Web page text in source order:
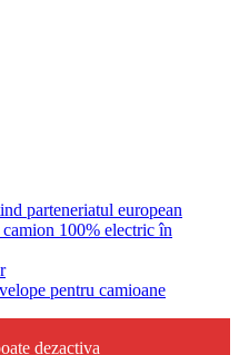
parteneriatul european
100% electric în
pentru camioane
dezactiva